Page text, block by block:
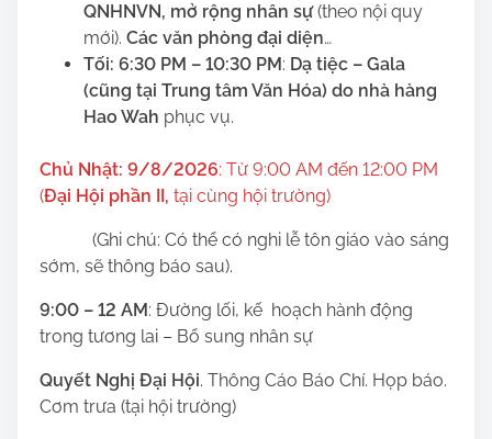
QNHNVN, mở rộng nhân sự(theo nội quy
mới). Các văn phòng đại diện…
Tối: 6:30 PM – 10:30 PM: Dạ tiệc – Gala
(cũng tại Trung tâm Văn Hóa) do nhà hàng
Hao Wah phục vụ.
Chủ Nhật: 9/8/2026: Từ 9:00 AM đến 12:00 PM
(Đại Hội phần II, tại cùng hội trường)
(Ghi chú: Có thể có nghi lễ tôn giáo vào sáng
sớm, sẽ thông báo sau).
9:00 – 12 AM: Đường lối, kế hoạch hành động
trong tương lai – Bổ sung nhân sự
Quyết Nghị Đại Hội. Thông Cáo Báo Chí. Họp báo.
Cơm trưa (tại hội trường)